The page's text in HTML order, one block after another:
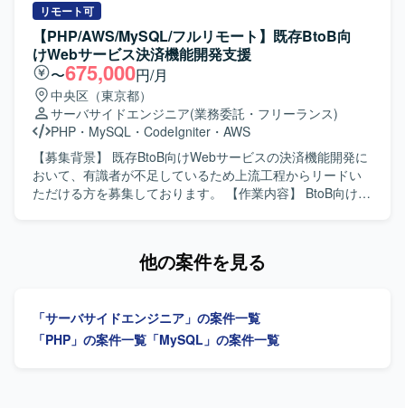
MySQL、PostgreSQL Linux／Unix AWS、Azure Git
から参画し、別部署との折衝、要件定義、設計、開発、運
用保守まで一貫してご対応いただきます。PHPおよび
CodeIgniterを用いた開発を行い、AWSおよびMySQLを活用
したシステムの構築と改善に取り組んでいただきます。AI
コーディングツールを用いた開発にも関わっていただきま
す。 【求める人物像】 決済機能開発に関する知見を活かし
ながら主体的にリードいただける方を求めております。関
係部署との折衝を円滑に進められるコミュニケーション力
をお持ちで、要件定義から運用保守まで一貫して責任感を
持って取り組んでいただける方が望ましいです。新しい開
発手法やAIコーディングツールの活用にも前向きに取り組
てご活躍いただけます。自社サービスの機能強化に直接貢
発環境】 PHP、CodeIgniter、AWS、MySQL、Cursor(AI駆
動開発)を用いた開発環境となっております。
リモート可
【PHP/AWS/MySQL/フルリモート】既存BtoB向
けWebサービス決済機能開発支援
〜675,000円/月
中央区（東京都）
サーバサイドエンジニア(業務委託・フリーランス)
PHP ・ MySQL ・ CodeIgniter ・ AWS
【募集背景】 既存BtoB向けWebサービスの決済機能開発に
おいて、有識者が不足しているため上流工程からリードい
ただける方を募集しております。 【作業内容】 BtoB向け
ていただきます。PHP、CodeIgniter、AWS、MySQLおよび
見を活かして主体的にリードいただける方を求めておりま
す。関係各所と円滑にコミュニケーションを取りながら、
他の案件を見る
「サーバサイドエンジニア」の案件一覧
「PHP」の案件一覧 「MySQL」の案件一覧